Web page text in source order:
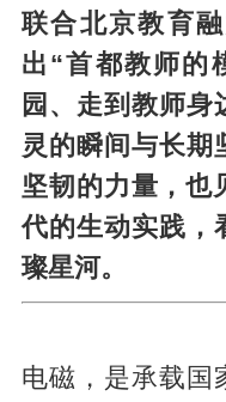
联合北京教育
出“首都教师的
园、走到教师身
灵的瞬间与长期
坚韧的力量，也
代的生动实践，
璨星河。
电磁，是承载国